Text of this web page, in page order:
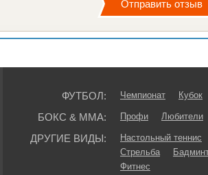
ФУТБОЛ: Чемпионат Кубок
БОКС & ММА: Профи Любители
ДРУГИЕ ВИДЫ:
Настольный теннис
Стрельба
Фитнес